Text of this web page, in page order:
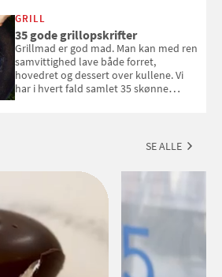
med i Samvirkes skønne vinquiz, hvor
du kan vinde 6 flasker vin fra Viña
Esmeralda. Konkurrencen slutter 1.
september 2026.
GRILL
35 gode grillopskrifter
Grillmad er god mad. Man kan med ren
samvittighed lave både forret,
hovedret og dessert over kullene. Vi
har i hvert fald samlet 35 skønne
SE ALLE